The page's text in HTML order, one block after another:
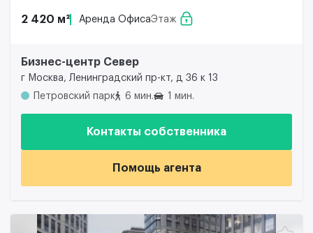
2 420 м² Аренда ОфисаЭтаж
Бизнес-центр Север
г Москва, Ленинградский пр-кт, д 36 к 13
Петровский парк
6 мин. 1 мин.
Контакты собственника
Помощь агента